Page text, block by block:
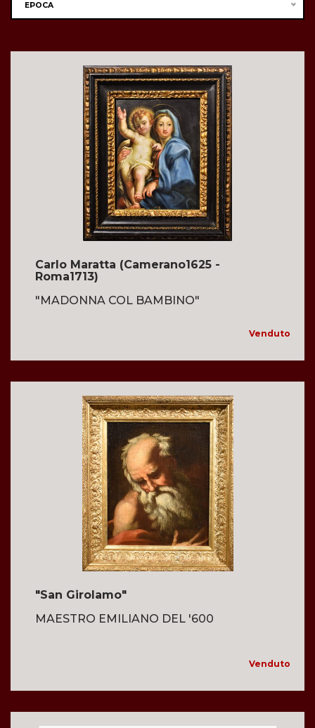
EPOCA
Carlo Maratta (Camerano1625 -
Roma1713)
"MADONNA COL BAMBINO"
Venduto
"San Girolamo"
MAESTRO EMILIANO DEL '600
Venduto